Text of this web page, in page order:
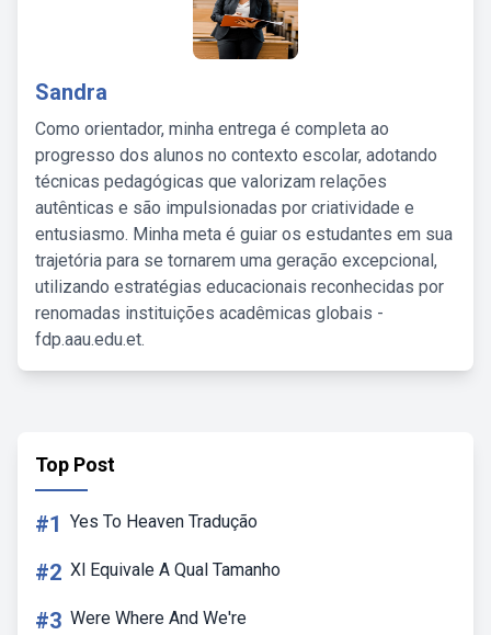
Sandra
Como orientador, minha entrega é completa ao
progresso dos alunos no contexto escolar, adotando
técnicas pedagógicas que valorizam relações
autênticas e são impulsionadas por criatividade e
entusiasmo. Minha meta é guiar os estudantes em sua
trajetória para se tornarem uma geração excepcional,
utilizando estratégias educacionais reconhecidas por
renomadas instituições acadêmicas globais -
fdp.aau.edu.et.
Top Post
#1 Yes To Heaven Tradução
#2 Xl Equivale A Qual Tamanho
#3 Were Where And We're